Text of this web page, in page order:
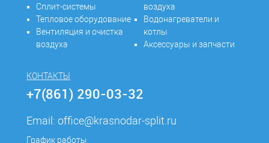
Сплит-системы
Тепловое оборудование
Вентиляция и очистка
воздуха
воздуха
Водонагреватели и
котлы
Аксессуары и запчасти
КОНТАКТЫ
+7(861) 290-03-32
Email:office@krasnodar-split.ru
График работы